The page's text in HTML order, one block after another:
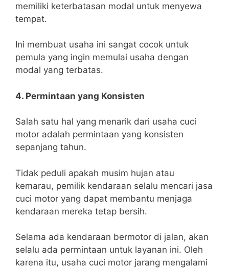
memiliki keterbatasan modal untuk menyewa
tempat.
Ini membuat usaha ini sangat cocok untuk
pemula yang ingin memulai usaha dengan
modal yang terbatas.
4. Permintaan yang Konsisten
Salah satu hal yang menarik dari usaha cuci
motor adalah permintaan yang konsisten
sepanjang tahun.
Tidak peduli apakah musim hujan atau
kemarau, pemilik kendaraan selalu mencari jasa
cuci motor yang dapat membantu menjaga
kendaraan mereka tetap bersih.
Selama ada kendaraan bermotor di jalan, akan
selalu ada permintaan untuk layanan ini. Oleh
karena itu, usaha cuci motor jarang mengalami